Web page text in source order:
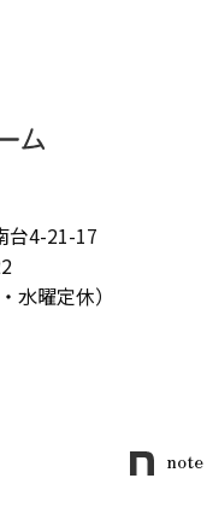
台4-21-17
水曜定休）
note